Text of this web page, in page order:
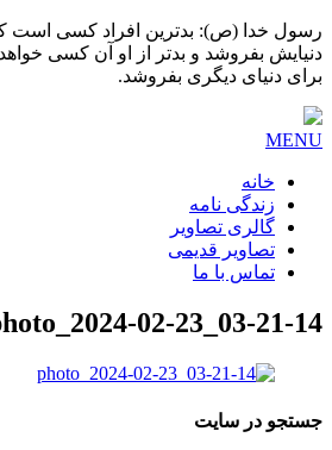
رسول خدا (ص): بدترین افراد کسی است
دنیایش بفروشد و بدتر از او آن کسی
برای دنیای دیگری بفروشد.
MENU
خانه
زندگی نامه
گالری تصاویر
تصاویر قدیمی
تماس با ما
02-23_03-21-14
جستجو در سایت